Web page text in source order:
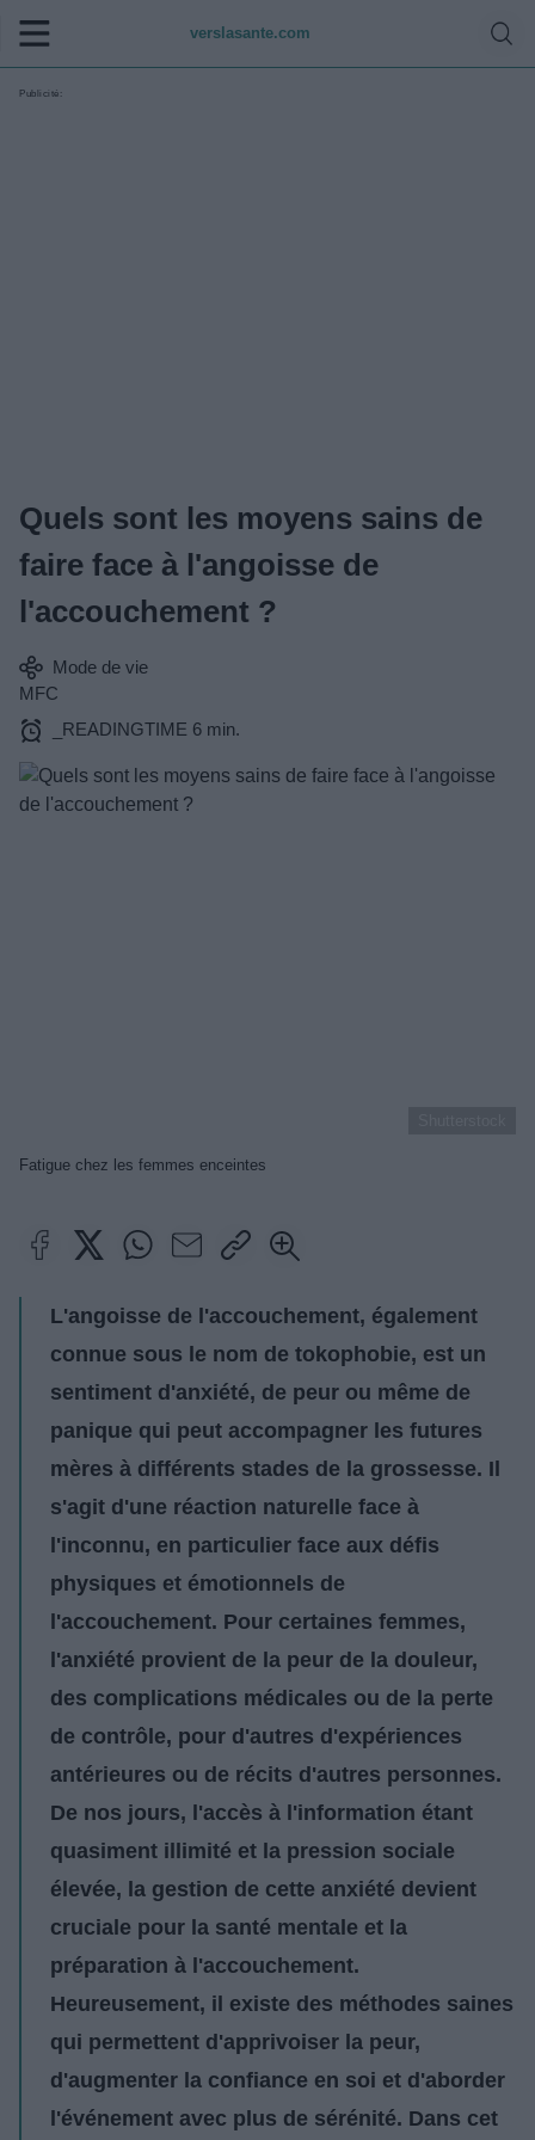
verslasante.com
Publicité:
Quels sont les moyens sains de
faire face à l'angoisse de
l'accouchement ?
Mode de vie
MFC
_READINGTIME 6 min.
Fatigue chez les femmes enceintes
L'angoisse de l'accouchement, également
connue sous le nom de tokophobie, est un
sentiment d'anxiété, de peur ou même de
panique qui peut accompagner les futures
mères à différents stades de la grossesse. Il
s'agit d'une réaction naturelle face à
l'inconnu, en particulier face aux défis
physiques et émotionnels de
l'accouchement. Pour certaines femmes,
l'anxiété provient de la peur de la douleur,
des complications médicales ou de la perte
de contrôle, pour d'autres d'expériences
antérieures ou de récits d'autres personnes.
De nos jours, l'accès à l'information étant
quasiment illimité et la pression sociale
élevée, la gestion de cette anxiété devient
cruciale pour la santé mentale et la
préparation à l'accouchement.
Heureusement, il existe des méthodes saines
qui permettent d'apprivoiser la peur,
d'augmenter la confiance en soi et d'aborder
l'événement avec plus de sérénité. Dans cet